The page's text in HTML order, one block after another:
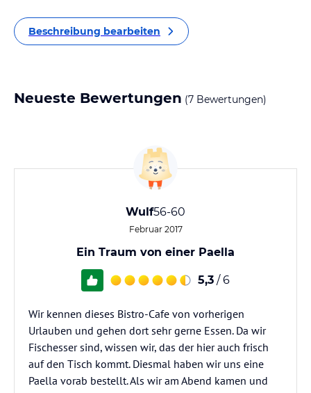
Beschreibung bearbeiten
Neueste Bewertungen (7 Bewertungen)
Wulf56-60
Februar 2017
Ein Traum von einer Paella
5,3 / 6
Wir kennen dieses Bistro-Cafe von vorherigen
Urlauben und gehen dort sehr gerne Essen. Da wir
Fischesser sind, wissen wir, das der hier auch frisch
auf den Tisch kommt. Diesmal haben wir uns eine
Paella vorab bestellt. Als wir am Abend kamen und